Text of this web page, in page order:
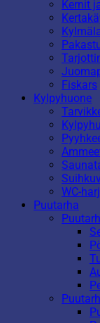
Kernit
Fiskars
Kylpyhuone
WC-
Puutarha